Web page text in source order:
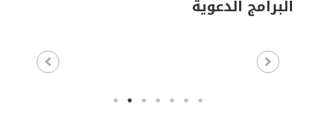
البرامج الدعوية